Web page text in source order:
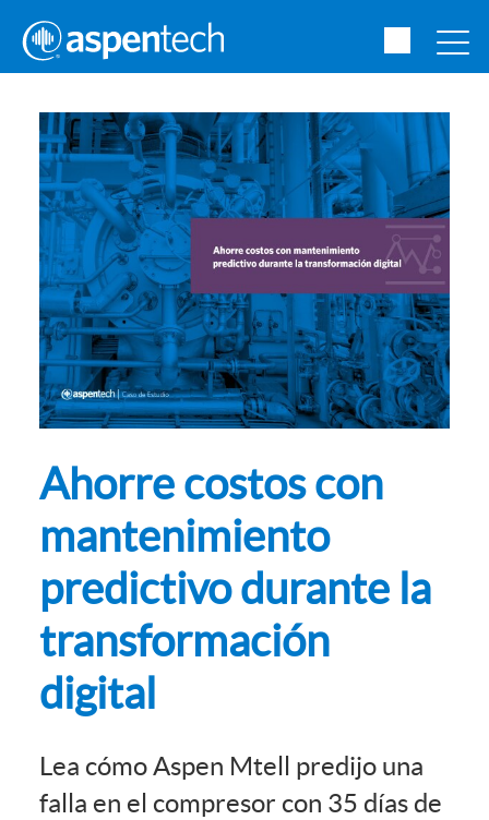
Ahorre costos con
mantenimiento
predictivo durante la
transformación
digital
Lea cómo Aspen Mtell predijo una
falla en el compresor con 35 días de